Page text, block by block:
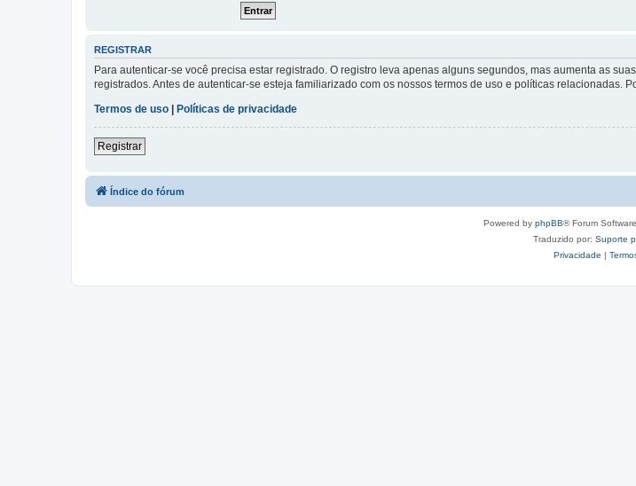
REGISTRAR
Para autenticar-se você precisa estar registrado. O registro leva apenas alguns segundos, mas aumenta as
registrados. Antes de autenticar-se esteja familiarizado com os nossos termos de uso e políticas relacionadas.
Termos de uso
Políticas de privacidade
Registrar
Índice do fórum
Powered by phpBB® Forum
Traduzido por: Suporte
Privacidade |